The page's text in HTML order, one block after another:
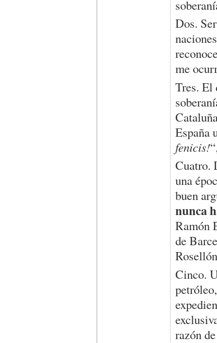
Dos.
me
Tres. El
España
fenicis!
Cuatro.
una
buen
nunca
Ramón
de
Cinco.
razón